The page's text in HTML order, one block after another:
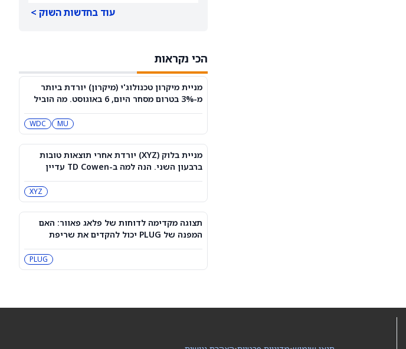
מניית מיקרוסופט (מיקרוסופט) עולה בזמן
שמיקרוסופט מתמודדת עם OpenClaw
MSFT
מניית טייק טו אינטראקטיב (TTWO) ירדה
למרות החדשות על טריילר ל-GTA VI
שיגיע לנטפליקס
MSFT
NFLX
למה מניית אקס אנרג'י בגיבוי אמזון (XE)
לא הצליחה להבריח את המשקיעים
SPCX
עוד בחדשות השוק >
הכי נקראות
מניית מיקרון טכנולוג'י (מיקרון) יורדת ביותר
מ-3% בטרום מסחר היום, 6 באוגוסט. מה הוביל
לגל המכירות?
MU
WDC
מניית בלוק (XYZ) יורדת אחרי תוצאות טובות
ברבעון השני. הנה למה ב-TD Cowen עדיין
קוראים לה "בחירה מובילה"
XYZ
תצוגה מקדימה לדוחות של פלאג פאוור: האם
המפנה של PLUG יכול להקדים את שריפת
המזומנים שלה?
PLUG